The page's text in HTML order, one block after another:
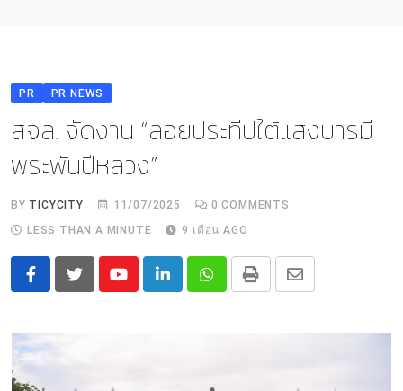
TH
PR PR NEWS
สจล. จัดงาน “ลอยประทีปใต้แสงบารมี
พระพันปีหลวง”
BY TICYCITY 11/07/2025 0 COMMENTS
LESS THAN A MINUTE
9 เดือน AGO
YoutubeLinkedInWhatsapp
Print
Share